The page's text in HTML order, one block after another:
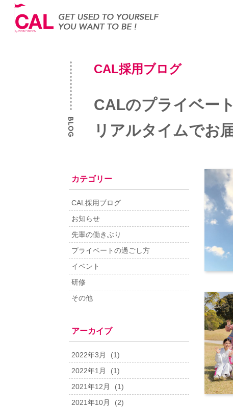
CAL採用ブログ
CALのプライベー
リアルタイムでお
カテゴリー
CAL採用ブログ
お知らせ
先輩の働きぶり
プライベートの過ごし方
イベント
研修
その他
アーカイブ
2022年3月
(1)
2022年1月
(1)
2021年12月
(1)
2021年10月
(2)